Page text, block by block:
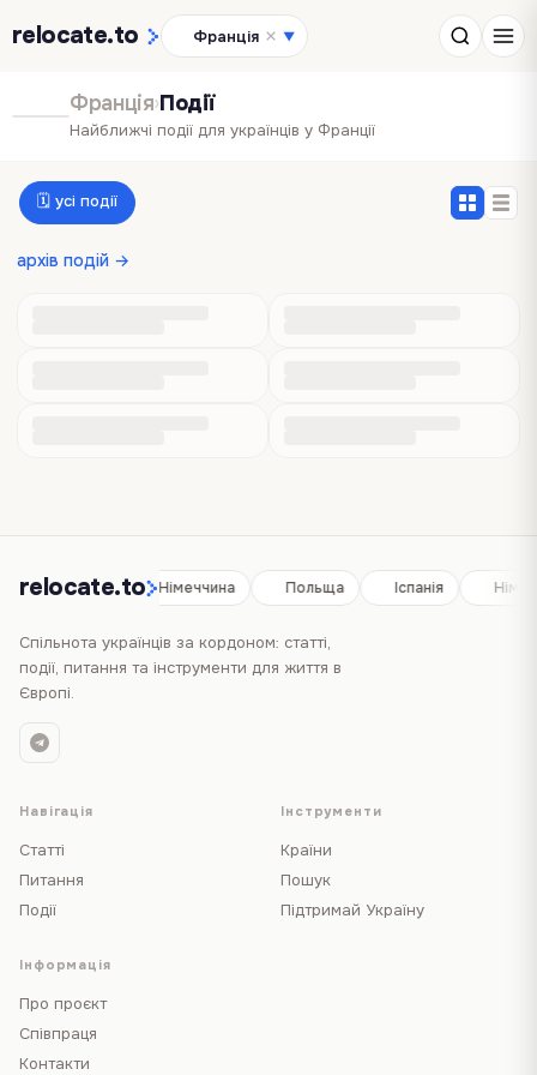
relocate.to Франція ▼
Франція›Події
Найближчі події для українців у Франції
🗓 усі події
архів подій →
relocate.to
Іспанія Німеччина Польща Іспанія
Спільнота українців за кордоном: статті,
події, питання та інструменти для життя в
Європі.
Навігація
Статті
Питання
Події
Інструменти
Країни
Пошук
Підтримай Україну
Інформація
Про проєкт
Співпраця
Контакти